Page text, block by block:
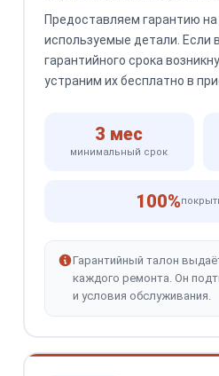
Предоставляем гарантию
используемые детали. Если
гарантийного срока
устраним их бесплатно в
3 мес
минимальный срок
100%
Гарантийный талон
каждого ремонта. Он
и условия обслуживания.